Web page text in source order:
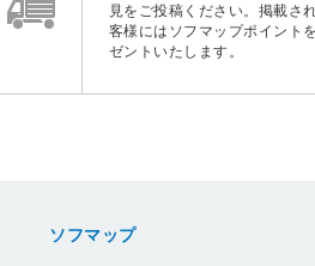
見をご投稿ください。掲載さ
客様にはソフマップポイント
ゼントいたします。
ソフマップ